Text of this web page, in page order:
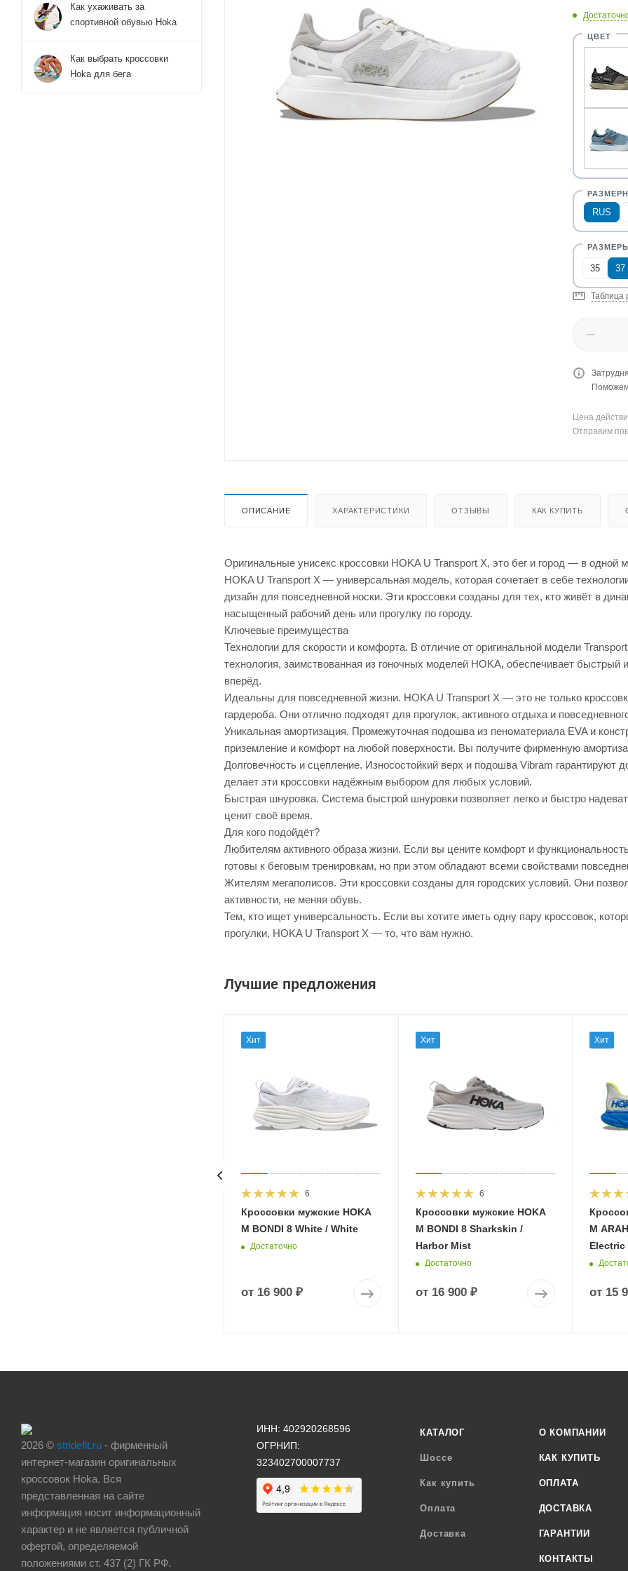
RUS
35 37
Таблица
Цена
Отправим
ОПИСАНИЕ ХАРАКТЕРИСТИКИ ОТЗЫВЫ КАК КУПИТЬ
Оригинальные унисекс кроссовки HOKA U Transport X, это бег и город — в одной
HOKA U Transport X — универсальная модель, которая сочетает в себе
дизайн для повседневной носки. Эти кроссовки созданы для тех, кто живёт в
насыщенный рабочий день или прогулку по городу.
Ключевые преимущества
Технологии для скорости и комфорта. В отличие от оригинальной модели
технология, заимствованная из гоночных моделей HOKA, обеспечивает
вперёд.
Идеальны для повседневной жизни. HOKA U Transport X — это не только
гардероба. Они отлично подходят для прогулок, активного отдыха и
Уникальная амортизация. Промежуточная подошва из пеноматериала EVA и
приземление и комфорт на любой поверхности. Вы получите фирменную
Долговечность и сцепление. Износостойкий верх и подошва Vibram гарантируют
делает эти кроссовки надёжным выбором для любых условий.
Быстрая шнуровка. Система быстрой шнуровки позволяет легко и быстро
ценит своё время.
Для кого подойдёт?
Любителям активного образа жизни. Если вы цените комфорт и
готовы к беговым тренировкам, но при этом обладают всеми свойствами
Жителям мегаполисов. Эти кроссовки созданы для городских условий. Они
активности, не меняя обувь.
Тем, кто ищет универсальность. Если вы хотите иметь одну пару кроссовок,
прогулки, HOKA U Transport X — то, что вам нужно.
Лучшие предложения
Хит
6
Кроссовки мужские HOKA
M BONDI 8 White / White
Достаточно
от 16 900 ₽
Хит
6
Кроссовки мужские HOKA
M BONDI 8 Sharkskin /
Harbor Mist
Достаточно
от 16 900 ₽
Хит
M
Electric
от 15
Как ухаживать за
спортивной обувью Hoka
Как выбрать кроссовки
Hoka для бега
2026 © stridefit.ru - фирменный
интернет-магазин оригинальных
кроссовок Hoka. Вся
представленная на сайте
информация носит информационный
характер и не является публичной
офертой, определяемой
положениями ст. 437 (2) ГК РФ.
ИНН: 402920268596
ОГРНИП:
323402700007737
КАТАЛОГ
Шоссе
Как купить
Оплата
Доставка
О КОМПАНИИ
КАК КУПИТЬ
ОПЛАТА
ДОСТАВКА
ГАРАНТИИ
КОНТАКТЫ